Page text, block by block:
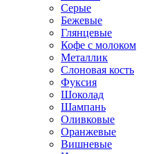
Серые
Бежевые
Глянцевые
Кофе с молоком
Металлик
Слоновая кость
Фуксия
Шоколад
Шампань
Оливковые
Оранжевые
Вишневые